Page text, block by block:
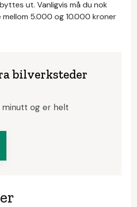
ut. Vanligvis må du nok
5.000 og 10.000 kroner
bilverksteder
og er helt